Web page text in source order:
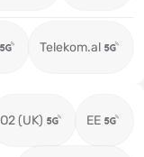
Telekom.al
O2 (UK) EE